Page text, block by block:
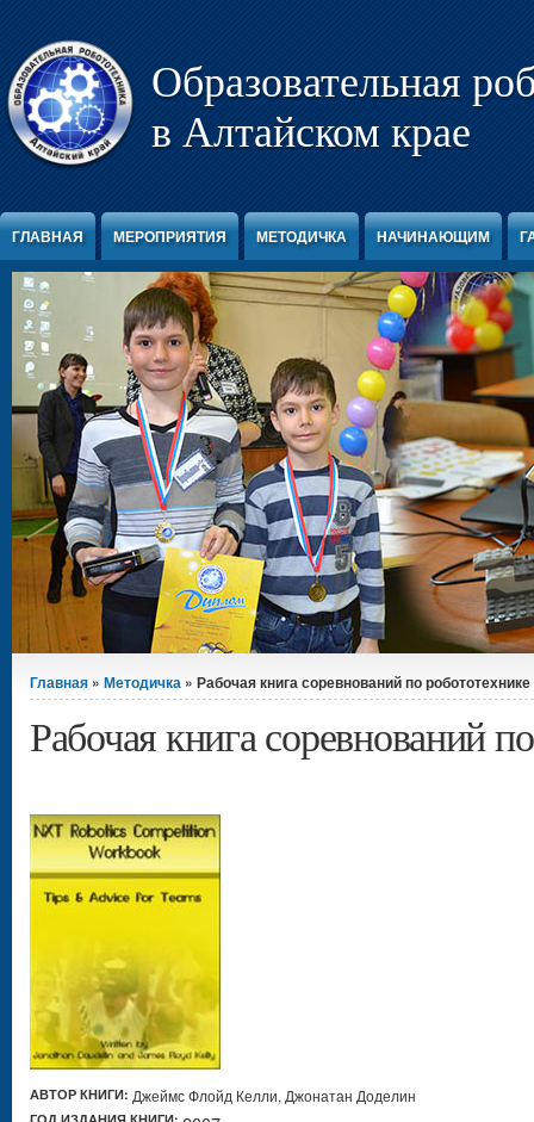
Образовательная
в Алтайском крае
ГЛАВНАЯ МЕРОПРИЯТИЯ МЕТОДИЧКА НАЧИНАЮЩИМ
Вы здесь
Главная » Методичка » Рабочая книга соревнований по робототехнике
Рабочая книга соревнований
АВТОР КНИГИ: Джеймс Флойд Келли, Джонатан Доделин